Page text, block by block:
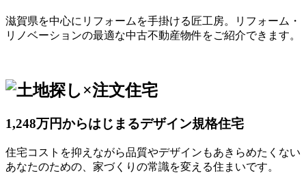
滋賀県を中心にリフォームを手掛ける匠工房。リフォーム・
リノベーションの最適な中古不動産物件をご紹介できます。
1,248万円からはじまるデザイン規格住宅
住宅コストを抑えながら品質やデザインもあきらめたくない
あなたのための、家づくりの常識を変える住まいです。